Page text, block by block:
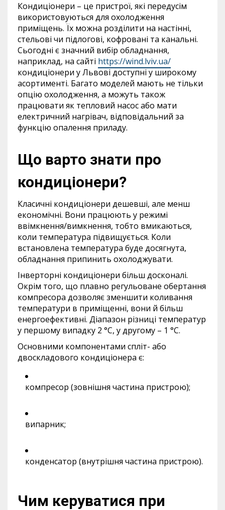
Кондиціонери – це пристрої, які передусім
використовуються для охолодження
приміщень. Їх можна розділити на настінні,
стельові чи підлогові, кофровані та канальні.
Сьогодні є значний вибір обладнання,
наприклад, на сайті https://wind.lviv.ua/
кондиціонери у Львові доступні у широкому
асортименті. Багато моделей мають не тільки
опцію охолодження, а можуть також
працювати як тепловий насос або мати
електричний нагрівач, відповідальний за
функцію опалення приладу.
Що варто знати про
кондиціонери?
Класичні кондиціонери дешевші, але менш
економічні. Вони працюють у режимі
ввімкнення/вимкнення, тобто вмикаються,
коли температура підвищується. Коли
встановлена температура буде досягнута,
обладнання припинить охолоджувати.
Інверторні кондиціонери більш досконалі.
Окрім того, що плавно регульоване обертання
компресора дозволяє зменшити коливання
температури в приміщенні, вони й більш
енергоефективні. Діапазон різниці температур
у першому випадку 2 °C, у другому – 1 °C.
Основними компонентами спліт- або
двоскладового кондиціонера є:
компресор (зовнішня частина пристрою);
випарник;
конденсатор (внутрішня частина пристрою).
Чим керуватися при